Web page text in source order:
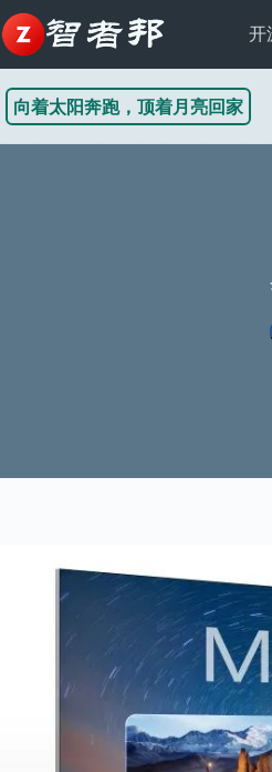
至
内
开
向着太阳奔跑，顶着月亮回家